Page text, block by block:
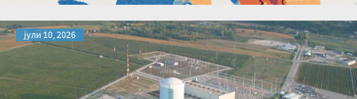
јули 10, 2026